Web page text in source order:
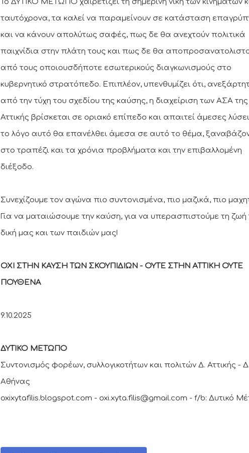
ταυτόχρονα, τα καλεί να παραμείνουν σε κατάσταση
και να κάνουν απολύτως σαφές, πως δε θα ανεχτούν πολιτικά
παιχνίδια στην πλάτη τους και πως δε θα
από τους οποιουσδήποτε εσωτερικούς διαγκωνισμούς στο
κυβερνητικό στρατόπεδο. Επιπλέον, υπενθυμίζει ότι,
από την τύχη του σχεδίου της καύσης, η διαχείριση των ΑΣΑ της
Αττικής βρίσκεται σε οριακό επίπεδο και απαιτεί άμεσες
το λόγο αυτό θα επανέλθει άμεσα σε αυτό το θέμα,
στο τραπέζι και τα χρόνια προβλήματα και την επιβαλλομένη
διέξοδο.
Συνεχίζουμε τον αγώνα πιο συντονισμένα, πιο μαζικά, πιο
Για να ματαιώσουμε την καύση, για να υπερασπιστούμε τη ζωή
δική μας και των παιδιών μας!
ΟΧΙ ΣΤΗΝ ΚΑΥΣΗ ΤΩΝ ΣΚΟΥΠΙΔΙΩΝ - ΟΥΤΕ ΣΤΗΝ ΑΤΤΙΚΗ ΟΥΤΕ
ΠΟΥΘΕΝΑ
9.10.2025
ΔΥΤΙΚΟ ΜΕΤΩΠΟ
Συντονισμός φορέων, συλλογικοτήτων και πολιτών Δ. Αττικής - Δ.
Αθήνας
oxixytafilis.blogspot.com - oxi.xyta.filis@gmail.com - f/b: Δυτικό